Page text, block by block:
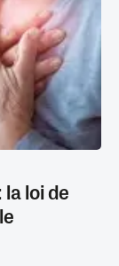
loi de